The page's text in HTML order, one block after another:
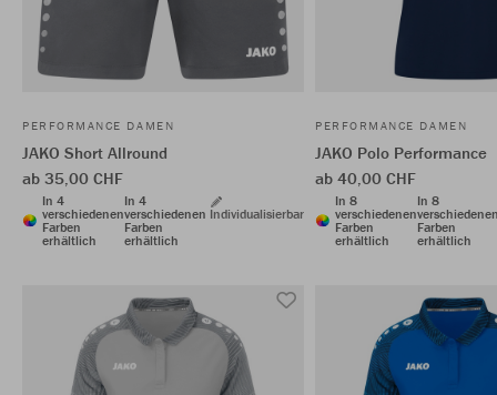
PERFORMANCE DAMEN
JAKO Short Allround
ab 35,00 CHF
In 4
verschiedenen
Farben
erhältlich
In 4
verschiedenen
Farben
erhältlich
Individualisierbar
PERFORMANCE DAMEN
JAKO Polo Performance
ab 40,00 CHF
In 8
verschiedenen
Farben
erhältlich
In 8
Farben
erhältlich